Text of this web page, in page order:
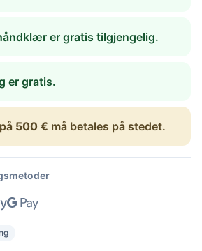
er gratis tilgjengelig.
er gratis.
500 € må betales på stedet.